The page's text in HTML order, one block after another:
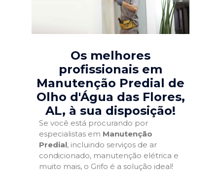
Os melhores
profissionais em
Manutenção Predial de
Olho d'Água das Flores,
AL, à sua disposição!
Se você está procurando por
especialistas em Manutenção
Predial, incluindo serviços de ar
condicionado, manutenção elétrica e
muito mais, o Grifo é a solução ideal!